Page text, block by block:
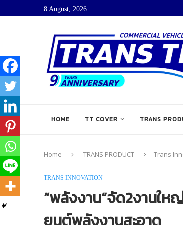
8 August, 2026
HOME TT COVER TRANS
Home TRANS PRODUCT Trans
TRANS INNOVATION
“พลังงาน”จัด2งานใ